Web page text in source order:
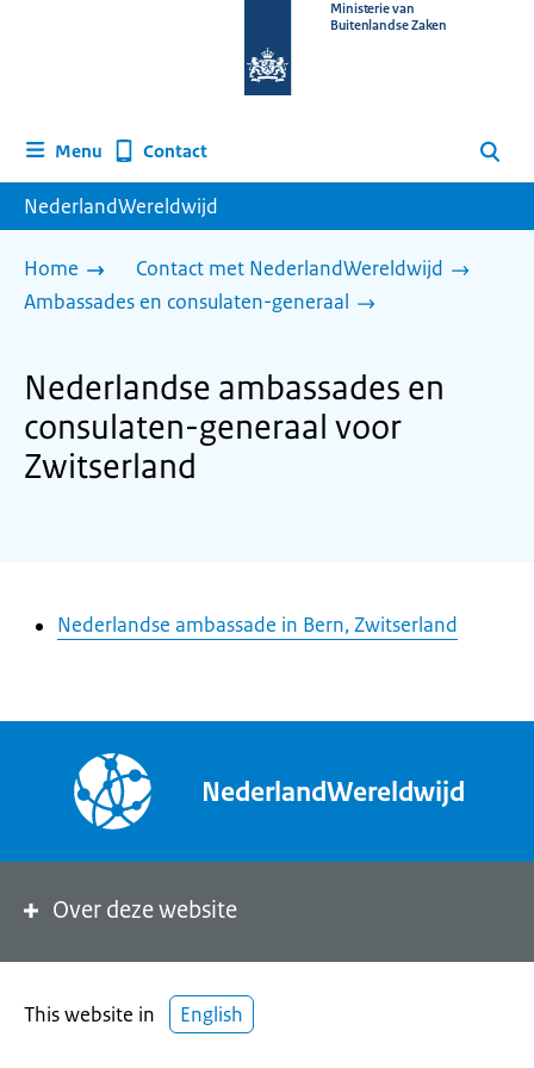
homepage
Ministerie van
Buitenlandse Zaken
Menu Contact Zoeken
NederlandWereldwijd
Home
Contact met NederlandWereldwijd
Ambassades en consulaten-generaal
Nederlandse ambassades en
consulaten-generaal voor
Zwitserland
Nederlandse ambassade in Bern, Zwitserland
NederlandWereldwijd
Over deze website
This website in English